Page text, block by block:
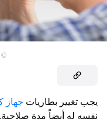
©
يجب تغيير بطاريات جهاز
نفسه له أيضاً مدة